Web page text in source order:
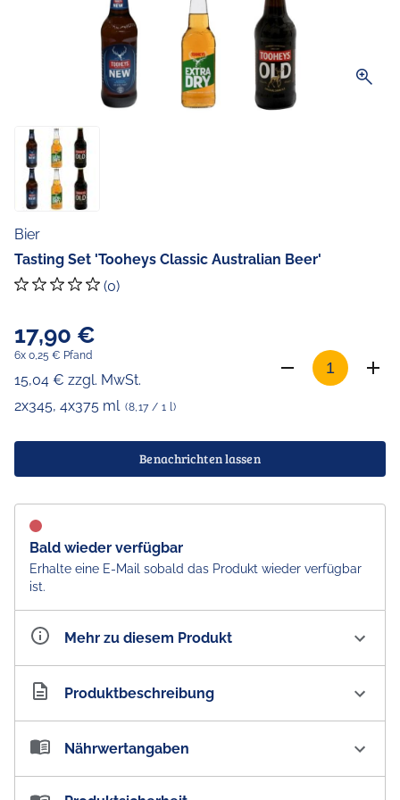
zoom_in
Bier
Tasting Set 'Tooheys Classic Australian Beer'
(0)
17,90 €
6x 0,25 € Pfand
15,04 € zzgl. MwSt.
2x345, 4x375 ml (8,17 / 1 l)
Benachrichten lassen
Bald wieder verfügbar
Erhalte eine E-Mail sobald das Produkt wieder verfügbar
ist.
Mehr zu diesem Produkt
Artikelnummer AU200351
Produktbeschreibung
Tasting Set "Tooheys Classic Australian Beer" Sixpack
Entdeckt die 3 Classic Tooheys Biere aus Australien
Nährwertangaben